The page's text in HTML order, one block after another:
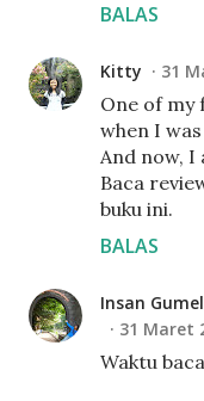
BALAS
Kitty 31
One of my
when I
And now, I
Baca
buku ini.
BALAS
Insan
31 Maret
Waktu